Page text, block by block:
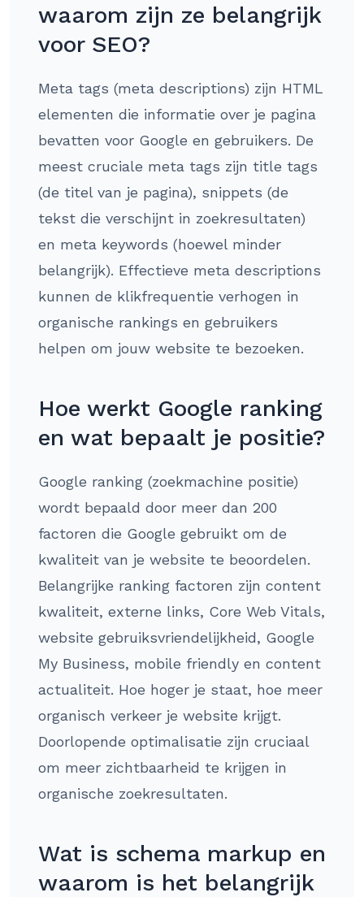
waarom zijn ze belangrijk
voor SEO?
Meta tags (meta descriptions) zijn HTML
elementen die informatie over je pagina
bevatten voor Google en gebruikers. De
meest cruciale meta tags zijn title tags
(de titel van je pagina), snippets (de
tekst die verschijnt in zoekresultaten)
en meta keywords (hoewel minder
belangrijk). Effectieve meta descriptions
kunnen de klikfrequentie verhogen in
organische rankings en gebruikers
helpen om jouw website te bezoeken.
Hoe werkt Google ranking
en wat bepaalt je positie?
Google ranking (zoekmachine positie)
wordt bepaald door meer dan 200
factoren die Google gebruikt om de
kwaliteit van je website te beoordelen.
Belangrijke ranking factoren zijn content
kwaliteit, externe links, Core Web Vitals,
website gebruiksvriendelijkheid, Google
My Business, mobile friendly en content
actualiteit. Hoe hoger je staat, hoe meer
organisch verkeer je website krijgt.
Doorlopende optimalisatie zijn cruciaal
om meer zichtbaarheid te krijgen in
organische zoekresultaten.
Wat is schema markup en
waarom is het belangrijk